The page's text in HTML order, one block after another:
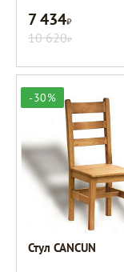
7 434Р
10 620Р
-30%
Стул CANCUN